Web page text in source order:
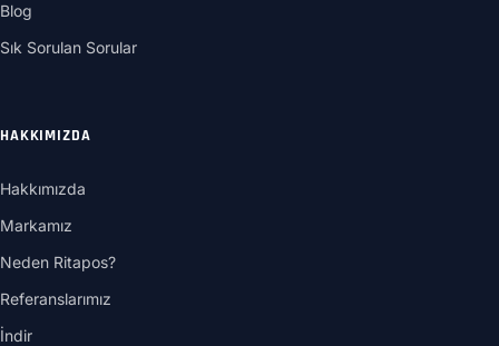
Blog
Sık Sorulan Sorular
HAKKIMIZDA
Hakkımızda
Markamız
Neden Ritapos?
Referanslarımız
İndir